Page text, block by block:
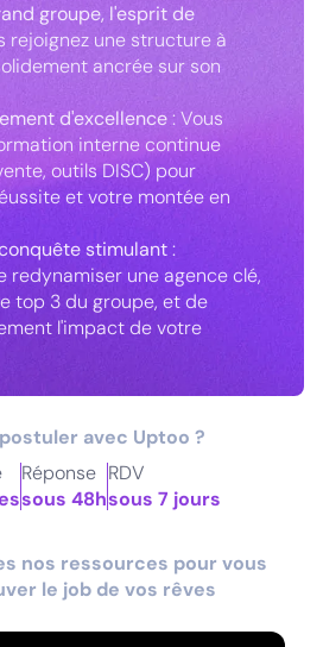
groupe, l'esprit de
rejoignez une structure à
ancrée sur son
d'excellence: Vous
interne continue
outils DISC) pour
et votre montée en
stimulant:
redynamiser une agence clé,
top 3 du groupe, et de
l'impact de votre
avec Uptoo ?
Réponse
sous 48h
RDV
sous 7 jours
nos ressources pour vous
le job de vos rêves